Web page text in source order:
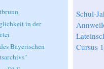
Schul-
Cursus
in der
Bayerischen